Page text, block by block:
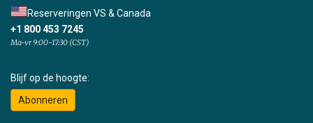
Reserveringen VS & Canada
+1 800 453 7245
Ma-vr 9:00-17:30 (CST)
Blijf op de hoogte:
Abonneren